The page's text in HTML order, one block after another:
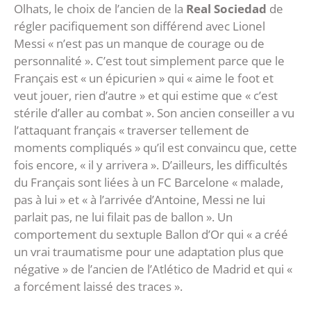
Olhats, le choix de l’ancien de la Real Sociedad de
régler pacifiquement son différend avec Lionel
Messi « n’est pas un manque de courage ou de
personnalité ». C’est tout simplement parce que le
Français est « un épicurien » qui « aime le foot et
veut jouer, rien d’autre » et qui estime que « c’est
stérile d’aller au combat ». Son ancien conseiller a vu
l’attaquant français « traverser tellement de
moments compliqués » qu’il est convaincu que, cette
fois encore, « il y arrivera ». D’ailleurs, les difficultés
du Français sont liées à un FC Barcelone « malade,
pas à lui » et « à l’arrivée d’Antoine, Messi ne lui
parlait pas, ne lui filait pas de ballon ». Un
comportement du sextuple Ballon d’Or qui « a créé
un vrai traumatisme pour une adaptation plus que
négative » de l’ancien de l’Atlético de Madrid et qui «
a forcément laissé des traces ».